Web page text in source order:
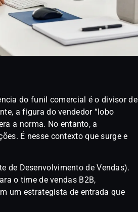
do funil comercial é o divisor de
a figura do vendedor “lobo
a norma. No entanto, a
É nesse contexto que surge e
de Desenvolvimento de Vendas).
o time de vendas B2B,
um estrategista de entrada que